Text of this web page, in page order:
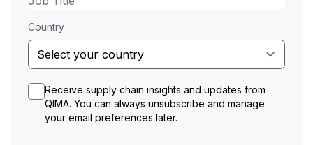
Country
Receive supply chain insights and updates from
QIMA. You can always unsubscribe and manage
your email preferences later.